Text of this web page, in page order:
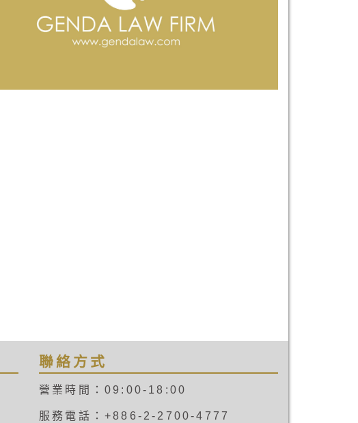
聯絡方式
營業時間：09:00-18:00
服務電話：+886-2-2700-4777